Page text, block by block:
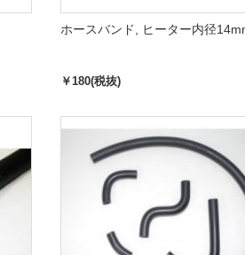
ホースバンド, ヒーター内径
￥180(税抜)